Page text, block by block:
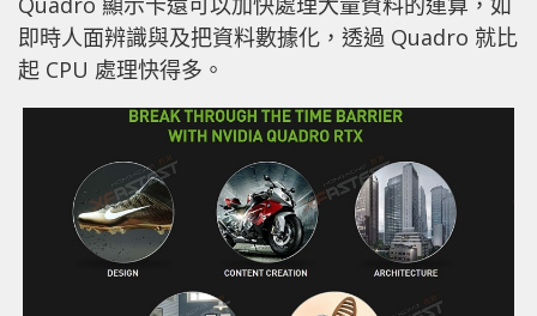
即時人面辨識與及把資料數據化，透過 Quadro 就比
起 CPU 處理快得多。